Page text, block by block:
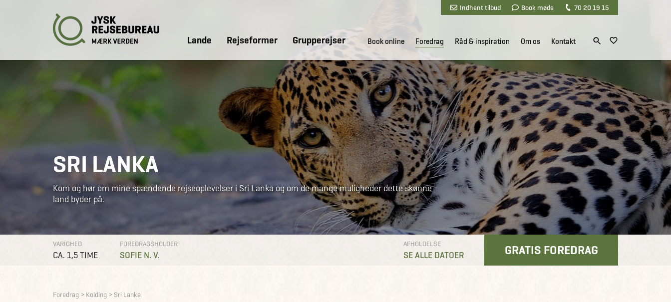
Indhent tilbud Book møde 70 20 19 15
Lande Rejseformer Grupperejser Book online Foredrag Råd & inspiration Om os Kontakt
SRI LANKA
Kom og hør om mine spændende rejseoplevelser i Sri Lanka og om de mange muligheder dette skønne
land byder på.
VARIGHED
CA. 1,5 TIME
FOREDRAGSHOLDER
SOFIE N. V.
AFHOLDELSE
SE ALLE DATOER GRATIS FOREDRAG
Foredrag Kolding Sri Lanka